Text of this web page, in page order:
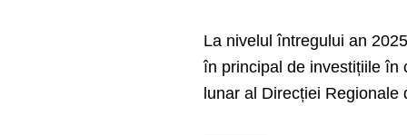
La nivelul întregului an
în principal de investițiile în
lunar al Direcției